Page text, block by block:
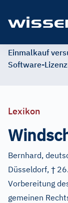
Einmalkauf
Software-
Lexikon
Bernhard,
Düsseldorf, †
Vorbereitung
gemeinen